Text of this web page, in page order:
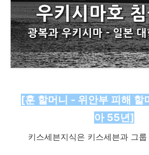
[훈 할머니 - 위안부 피해 할
아 55년]
키스세븐지식은 키스세븐과 그